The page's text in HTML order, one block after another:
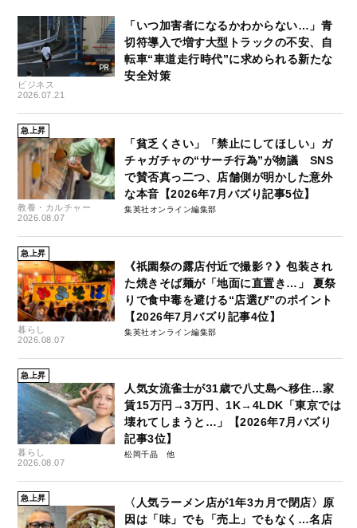
ビジネス
2026.07.21
「いつ加害者になるかわからない…」青
切符導入で増す大型トラックの不安、自
転車“車道走行時代”に求められる新たな
安全対策
急上昇
教養・カルチャー
2026.08.07
「貧乏くさい」「禁止にしてほしい」ガ
チャガチャの“サーチ行為”が物議 SNS
で賛否真っ二つ、店舗側が明かした意外
な本音【2026年7月バズり記事5位】
集英社オンライン編集部
急上昇
暮らし
2026.08.07
《祇園祭の露店付近で撮影？》包装され
た焼きそば麺が「地面に直置き…」 夏祭
りで食中毒を避ける“店選び”のポイント
【2026年7月バズり記事4位】
集英社オンライン編集部
急上昇
暮らし
2026.08.07
人気女流雀士が31歳で八丈島へ移住…家
賃15万円→3万円、1K→4LDK「東京では
壊れてしまうと…」【2026年7月バズり
記事3位】
松岡千晶
急上昇
〈人気ラーメン店が1年3カ月で閉店〉原
因は「味」でも「売上」でもなく…名店